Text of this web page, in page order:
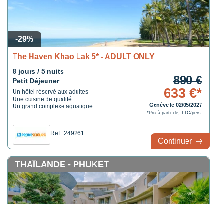
-29%
The Haven Khao Lak 5* - ADULT ONLY
8 jours / 5 nuits
Petit Déjeuner
Un hôtel réservé aux adultes
Une cuisine de qualité
Un grand complexe aquatique
Ref : 249261
890 €
633 €*
Genève le 02/05/2027
*Prix à partir de, TTC/pers.
Continuer
THAÏLANDE - PHUKET